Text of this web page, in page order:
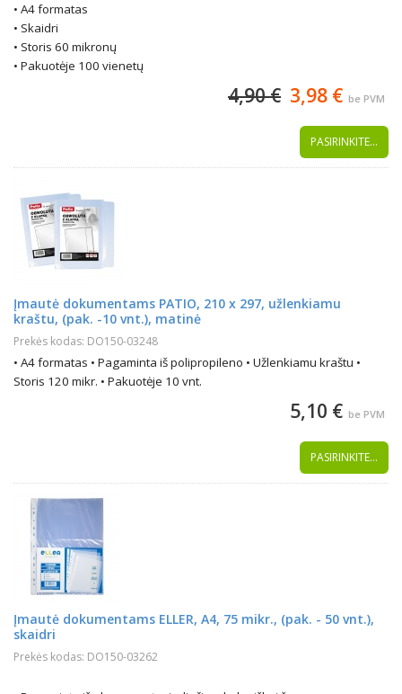
• A4 formatas
• Skaidri
• Storis 60 mikronų
• Pakuotėje 100 vienetų
4,90 € 3,98 € be PVM
PASIRINKITE...
Įmautė dokumentams PATIO, 210 x 297, užlenkiamu
kraštu, (pak. -10 vnt.), matinė
Prekės kodas: DO150-03248
• A4 formatas • Pagaminta iš polipropileno • Užlenkiamu kraštu •
Storis 120 mikr. • Pakuotėje 10 vnt.
5,10 € be PVM
PASIRINKITE...
Įmautė dokumentams ELLER, A4, 75 mikr., (pak. - 50 vnt.),
skaidri
Prekės kodas: DO150-03262